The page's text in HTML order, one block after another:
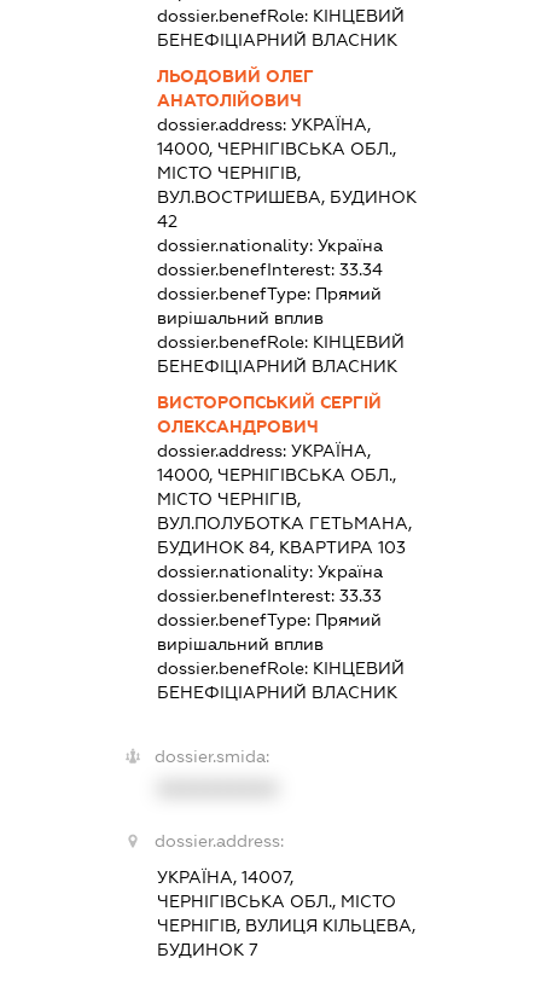
dossier.benefRole: КІНЦЕВИЙ
БЕНЕФІЦІАРНИЙ ВЛАСНИК
ЛЬОДОВИЙ ОЛЕГ
АНАТОЛІЙОВИЧ
dossier.address: УКРАЇНА,
14000, ЧЕРНІГІВСЬКА ОБЛ.,
МІСТО ЧЕРНІГІВ,
ВУЛ.ВОСТРИШЕВА, БУДИНОК
42
dossier.nationality: Україна
dossier.benefInterest: 33.34
dossier.benefType: Прямий
вирішальний вплив
dossier.benefRole: КІНЦЕВИЙ
БЕНЕФІЦІАРНИЙ ВЛАСНИК
ВИСТОРОПСЬКИЙ СЕРГІЙ
ОЛЕКСАНДРОВИЧ
dossier.address: УКРАЇНА,
14000, ЧЕРНІГІВСЬКА ОБЛ.,
МІСТО ЧЕРНІГІВ,
ВУЛ.ПОЛУБОТКА ГЕТЬМАНА,
БУДИНОК 84, КВАРТИРА 103
dossier.nationality: Україна
dossier.benefInterest: 33.33
dossier.benefType: Прямий
вирішальний вплив
dossier.benefRole: КІНЦЕВИЙ
БЕНЕФІЦІАРНИЙ ВЛАСНИК
dossier.smida:
dossier.address:
УКРАЇНА, 14007,
ЧЕРНІГІВСЬКА ОБЛ., МІСТО
ЧЕРНІГІВ, ВУЛИЦЯ КІЛЬЦЕВА,
БУДИНОК 7